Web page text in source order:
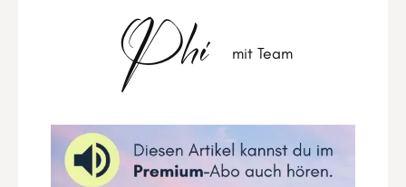
Phi mit Team